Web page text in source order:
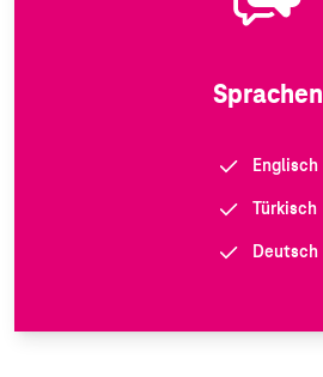
Sprachen
Englisch
Türkisch
Deutsch